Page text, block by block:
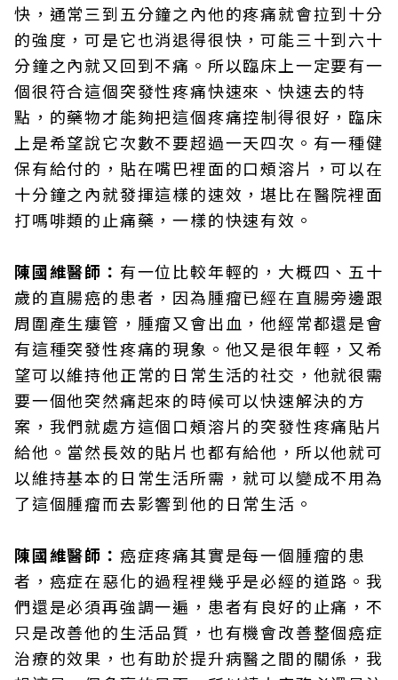
快，通常三到五分鐘之內他的疼痛就會拉到十分
的強度，可是它也消退得很快，可能三十到六十
分鐘之內就又回到不痛。所以臨床上一定要有一
個很符合這個突發性疼痛快速來、快速去的特
點，的藥物才能夠把這個疼痛控制得很好，臨床
上是希望說它次數不要超過一天四次。有一種健
保有給付的，貼在嘴巴裡面的口頰溶片，可以在
十分鐘之內就發揮這樣的速效，堪比在醫院裡面
打嗎啡類的止痛藥，一樣的快速有效。
陳國維醫師： 有一位比較年輕的，大概四、五十
歲的直腸癌的患者，因為腫瘤已經在直腸旁邊跟
周圍產生瘻管，腫瘤又會出血，他經常都還是會
有這種突發性疼痛的現象。他又是很年輕，又希
望可以維持他正常的日常生活的社交，他就很需
要一個他突然痛起來的時候可以快速解決的方
案，我們就處方這個口頰溶片的突發性疼痛貼片
給他。當然長效的貼片也都有給他，所以他就可
以維持基本的日常生活所需，就可以變成不用為
了這個腫瘤而去影響到他的日常生活。
陳國維醫師： 癌症疼痛其實是每一個腫瘤的患
者，癌症在惡化的過程裡幾乎是必經的道路。我
們還是必須再強調一遍，患者有良好的止痛，不
只是改善他的生活品質，也有機會改善整個癌症
治療的效果，也有助於提升病醫之間的關係，我